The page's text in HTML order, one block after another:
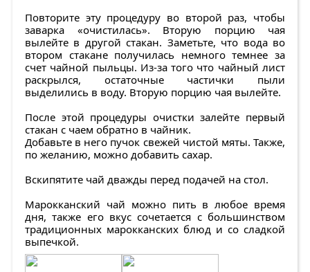
Повторите эту процедуру во второй раз, чтобы
заварка «очистилась». Вторую порцию чая
вылейте в другой стакан. Заметьте, что вода во
втором стакане получилась немного темнее за
счет чайной пыльцы. Из-за того что чайный лист
раскрылся, остаточные частички пыли
выделились в воду. Вторую порцию чая вылейте.
После этой процедуры очистки залейте первый
стакан с чаем обратно в чайник.
Добавьте в него пучок свежей чистой мяты. Также,
по желанию, можно добавить сахар.
Вскипятите чай дважды перед подачей на стол.
Марокканский чай можно пить в любое время
дня, также его вкус сочетается с большинством
традиционных марокканских блюд и со сладкой
выпечкой.